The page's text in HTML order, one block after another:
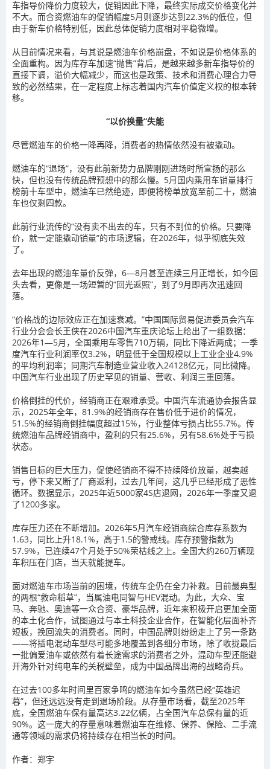
车指导价降价力度较大，促销因此下降，最终实际成交价格变化并
不大。而合资燃油车的促销幅度5月则逐步达到22.3%的低位，但
由于新车价格特别低，因此总体促销力度相对平稳微增。
从目前情况来看，与其说是燃油车价格崩盘，不如说是价格体系的
全面重构。因为库存车加速“抛售”背后，是越来越多新车指导价的
直接下调，溢价大幅减少，而这也是政策、技术和消费心理合力导
致的必然结果，在一定程度上标志着国内汽车价值定义权的根本转
移。
“以价换量”失能
尽管燃油车的价格一降再降，消费者的热情依然没有被撬动。
燃油车的“退场”，没有此前新势力品牌刚刚进场时所宣扬的那么
快，但也没有传统品牌预想中的那么慢。5月国内乘用车销量排行
榜前十车型中，燃油车已然绝迹，即便将榜单放宽至前二十，燃油
车也仅剩四款。
此前行业流传的“没有卖不出去的车，只有不到位的价格。只要降
价，就一定能撬动销量”的市场逻辑，在2026年，似乎彻底失效
了。
去年出现的燃油车量价反弹，6—8月甚至连续三月正增长，如今回
头去看，更像是一场短暂的“回光返照”，到了9月即再次迅速回
落。
“价格战的边际效应正在加速衰减。”中国国际贸易促进委员会汽车
行业分会会长王侠在2026中国汽车重庆论坛上给出了一组数据：
2026年1—5月，全国乘用车零售710万辆，同比下降近两成；一季
度汽车行业利润率仅3.2%，明显低于全国规模以上工业企业4.9%
的平均利润率；同期汽车制造业营业收入24128亿元，同比微降。
中国汽车行业出现了历史罕见的销量、营收、利润三重回落。
价格倒挂的代价，经销商正在艰难承受。中国汽车流通协会报告显
示，2025年全年，81.9%的经销商存在售价低于进价的情况，
51.5%的经销商倒挂幅度超过15%，行业整体亏损占比55.7%。传
统燃油车品牌经销商中，盈利的只有25.6%，另有58.6%处于亏损
状态。
销售目标的巨大压力，促使经销商不得不持续降价放量，越卖越
亏，停下来又断了厂商返利，过去几年间，这几乎已经形成了恶性
循环。数据显示，2025年近5000家4S店退网，2026年一季度又退
了1200多家。
库存压力还在不断增加。2026年5月汽车经销商综合库存系数为
1.63，同比上升18.1%，高于1.5的警戒线。库存预警指数为
57.9%，已连续47个月处于50%荣枯线之上。全国大约260万辆现
车积压在门店，当天就能提车。
面对燃油车市场当前的困境，传统车企仍在全力补救。目前最典型
的两根“救命稻草”，当属油电同智与HEV混动。为此，大众、宝
马、奔驰、奥迪等一众合资、豪华品牌，近年来积极开启更加全面
的本土化合作，试图通过与本土科技企业合作，在智能化层面补齐
短板，挽回流失的消费者。同时，中国品牌则纷纷走上了另一条路
——将插电混动车型尽可能多地覆盖到各细分市场，除了收拢最后
一批偏爱油车或依然有着长途需求的消费者之外，混动车型还能避
开海外针对纯电车的关税壁垒，成为中国品牌出海的战略奇兵。
在过去100多年时间里百家争鸣的燃油车如今虽然已经“英雄迟
暮”，但还远远没有走到退场阶段。从存量市场看，截至2025年
底，全国燃油车保有量高达3.22亿辆，占全国汽车总保有量的近
90%。这一庞大的存量意味着燃油车在维修、保养、保险、二手流
通等领域的需求仍将持续存在相当长的时间。
作者：郑宇